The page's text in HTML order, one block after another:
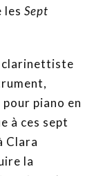
les Sept
clarinettiste
piano en
à ces sept
Clara
la